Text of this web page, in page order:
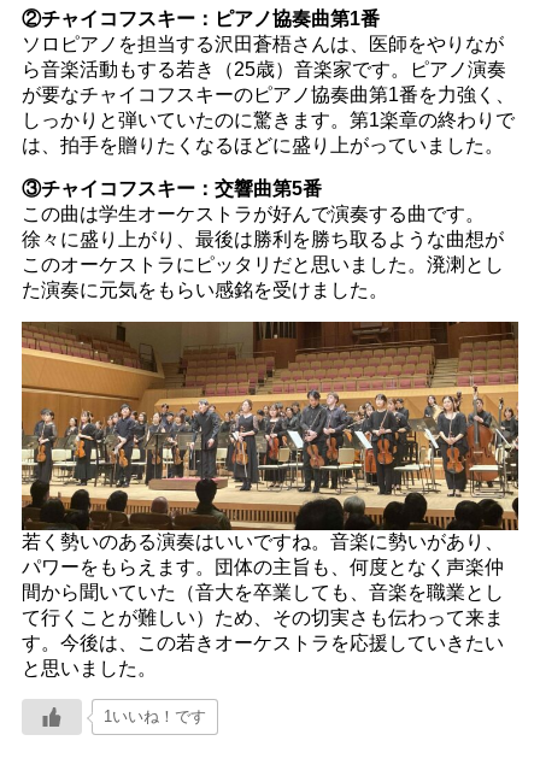
②チャイコフスキー：ピアノ協奏曲第1番
ソロピアノを担当する沢田蒼梧さんは、医師をやりなが
ら音楽活動もする若き（25歳）音楽家です。ピアノ演奏
が要なチャイコフスキーのピアノ協奏曲第1番を力強く、
しっかりと弾いていたのに驚きます。第1楽章の終わりで
は、拍手を贈りたくなるほどに盛り上がっていました。
③チャイコフスキー：交響曲第5番
この曲は学生オーケストラが好んで演奏する曲です。
徐々に盛り上がり、最後は勝利を勝ち取るような曲想が
このオーケストラにピッタリだと思いました。溌溂とし
た演奏に元気をもらい感銘を受けました。
若く勢いのある演奏はいいですね。音楽に勢いがあり、
パワーをもらえます。団体の主旨も、何度となく声楽仲
間から聞いていた（音大を卒業しても、音楽を職業とし
て行くことが難しい）ため、その切実さも伝わって来ま
す。今後は、この若きオーケストラを応援していきたい
と思いました。
1いいね！です